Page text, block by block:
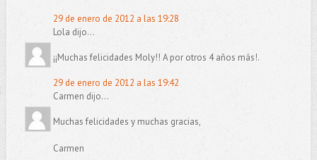
29 de enero de 2012 a las 19:28
Lola dijo...
¡¡Muchas felicidades Moly!! A por otros 4 años más!.
29 de enero de 2012 a las 19:42
Carmen dijo...
Muchas felicidades y muchas gracias,
Carmen